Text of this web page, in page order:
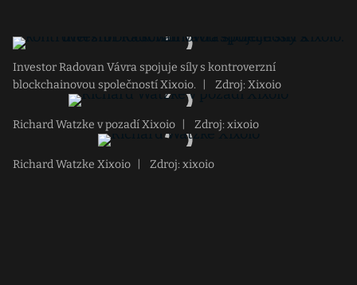
Investor Radovan Vávra spojuje síly s kontroverzní
blockchainovou společností Xixoio.
Zdroj: Xixoio
Richard Watzke v pozadí Xixoio Zdroj: xixoio
Richard Watzke Xixoio Zdroj: xixoio